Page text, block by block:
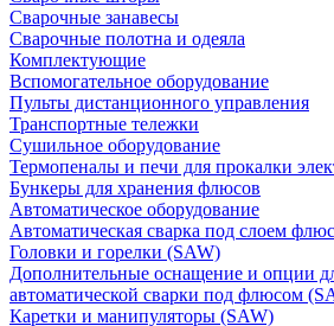
Сварочные занавесы
Сварочные полотна и одеяла
Комплектующие
Вспомогательное оборудование
Пульты дистанционного управления
Транспортные тележки
Сушильное оборудование
Термопеналы и печи для прокалки
Бункеры для хранения флюсов
Автоматическое оборудование
Автоматическая сварка под слоем
Головки и горелки (SAW)
Дополнительные оснащение и опции
автоматической сварки под флюсом
Каретки и манипуляторы (SAW)